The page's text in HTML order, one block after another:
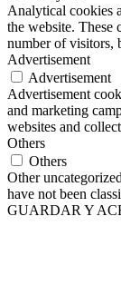
Analytical cookies
the website. These
number of visitors,
Advertisement
Advertisement
Advertisement
and marketing
websites and
Others
Others
Other
have not been
GUARDAR Y